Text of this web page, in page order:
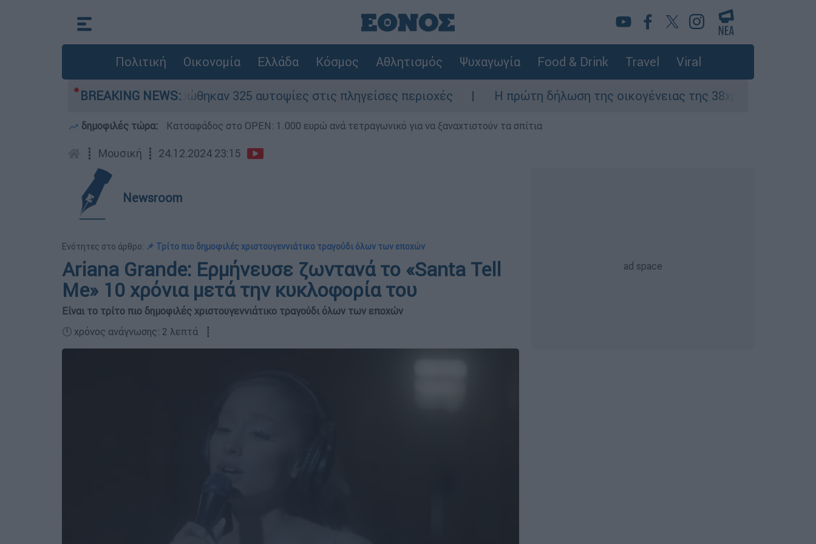
Πολιτική Οικονομία Ελλάδα Κόσμος Αθλητισμός Ψυχαγωγία Food & Drink Travel Viral
BREAKING NEWS:
«κόκκινα» - Ολοκληρώθηκαν 325 αυτοψίες στις πληγείσες περιοχές Η πρώτη δήλωση της οικογένειας της 38χρονης Βρετανίδας
δημοφιλές τώρα: Κατσαφάδος στο OPEN: 1.000 ευρώ ανά τετραγωνικό για να ξαναχτιστούν τα σπίτια
┋ Μουσική ┋ 24.12.2024 23:15
Newsroom
Ενότητες στο άρθρο: 📌 Τρίτο πιο δημοφιλές χριστουγεννιάτικο τραγούδι όλων των εποχών
Ariana Grande: Ερμήνευσε ζωντανά το «Santa Tell
Me» 10 χρόνια μετά την κυκλοφορία του
Είναι το τρίτο πιο δημοφιλές χριστουγεννιάτικο τραγούδι όλων των εποχών
🕛 χρόνος ανάγνωσης: 2 λεπτά ┋